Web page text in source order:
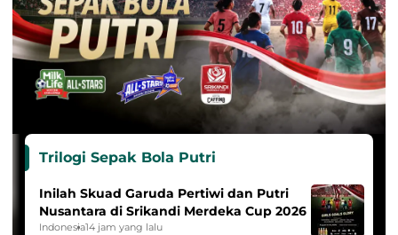
Trilogi Sepak Bola Putri
Inilah Skuad Garuda Pertiwi dan Putri
Nusantara di Srikandi Merdeka Cup 2026
Indonesia14 jam yang lalu